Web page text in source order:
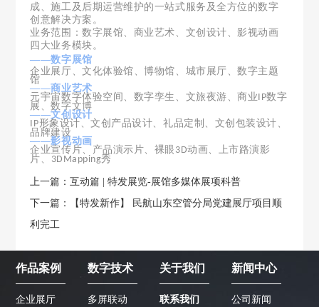
成、施工及后期运营维护的一站式服务及全方位的数字
创意解决方案。
业务范围：数字展馆、商业艺术、文创设计、影视动画
四大业务模块。
——数字展馆
企业展厅、文化体验馆、博物馆、城市展厅、数字主题
馆
——商业艺术
元宇宙数字体验空间、数字孪生、文旅夜游、商业IP数字
展、数字文博
——文创设计
IP形象设计、文创产品设计、礼品定制、文创包装设计、
品牌建设
——影视动画
企业宣传片、产品演示片、裸眼 3D动画、上市路演影
片、 3DMapping秀
上一篇：互动篇 | 特发展览-展馆多媒体展项科普
下一篇：【特发新作】 民航山东空管分局党建展厅项目顺
利完工
作品案例
企业展厅
数字技术
多屏联动
关于我们
联系我们
新闻中心
公司新闻